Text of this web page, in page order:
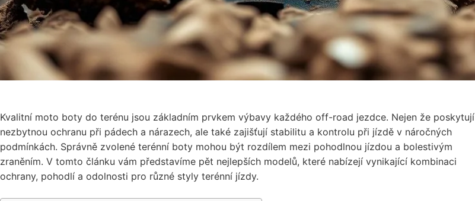
Kvalitní moto boty do terénu jsou základním prvkem výbavy každého off-road jezdce. Nejen že poskytují
nezbytnou ochranu při pádech a nárazech, ale také zajišťují stabilitu a kontrolu při jízdě v náročných
podmínkách. Správně zvolené terénní boty mohou být rozdílem mezi pohodlnou jízdou a bolestivým
zraněním. V tomto článku vám představíme pět nejlepších modelů, které nabízejí vynikající kombinaci
ochrany, pohodlí a odolnosti pro různé styly terénní jízdy.